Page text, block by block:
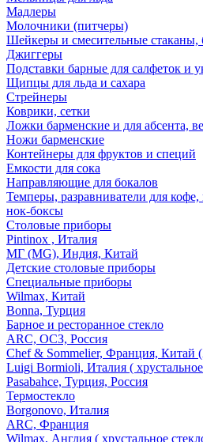
Мадлеры
Молочники (питчеры)
Шейкеры и смесительные стаканы,
Джиггеры
Подставки барные для салфеток и
Щипцы для льда и сахара
Стрейнеры
Коврики, сетки
Ложки барменские и для абсента,
Ножи барменские
Контейнеры для фруктов и специй
Емкости для сока
Направляющие для бокалов
Темперы, разравниватели для
нок-боксы
Столовые приборы
Pintinox , Италия
МГ (MG), Индия, Китай
Детские столовые приборы
Специальные приборы
Wilmax, Китай
Bonna, Турция
Барное и ресторанное стекло
ARC, ОСЗ, Россия
Chef & Sommelier, Франция, Китай
Luigi Bormioli, Италия (
Pasabahce, Турция, Россия
Термостекло
Borgonovo, Италия
ARC, Франция
Wilmax, Англия ( хрустальное